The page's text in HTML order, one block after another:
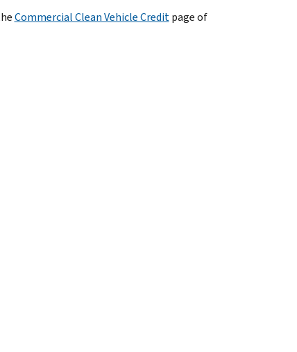
Commercial Clean Vehicle Creditpage of